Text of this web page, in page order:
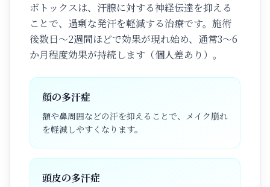
ボトックスは、汗腺に対する神経伝達を抑える
ことで、過剰な発汗を軽減する治療です。施術
後数日〜2週間ほどで効果が現れ始め、通常3〜6
か月程度効果が持続します（個人差あり）。
顔の多汗症
額や鼻周囲などの汗を抑えることで、メイク崩れ
を軽減しやすくなります。
頭皮の多汗症